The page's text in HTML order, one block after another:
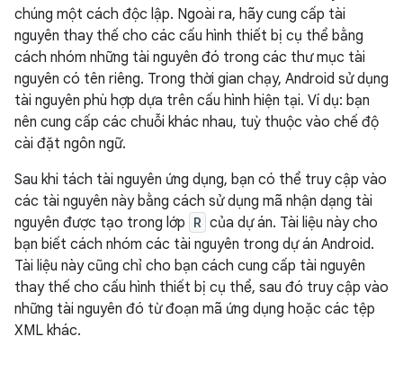
chúng một cách độc lập. Ngoài ra, hãy cung cấp tài
nguyên thay thế cho các cấu hình thiết bị cụ thể bằng
cách nhóm những tài nguyên đó trong các thư mục tài
nguyên có tên riêng. Trong thời gian chạy, Android sử dụng
tài nguyên phù hợp dựa trên cấu hình hiện tại. Ví dụ: bạn
nên cung cấp các chuỗi khác nhau, tuỳ thuộc vào chế độ
cài đặt ngôn ngữ.
Sau khi tách tài nguyên ứng dụng, bạn có thể truy cập vào
các tài nguyên này bằng cách sử dụng mã nhận dạng tài
nguyên được tạo trong lớp R của dự án. Tài liệu này cho
bạn biết cách nhóm các tài nguyên trong dự án Android.
Tài liệu này cũng chỉ cho bạn cách cung cấp tài nguyên
thay thế cho cấu hình thiết bị cụ thể, sau đó truy cập vào
những tài nguyên đó từ đoạn mã ứng dụng hoặc các tệp
XML khác.